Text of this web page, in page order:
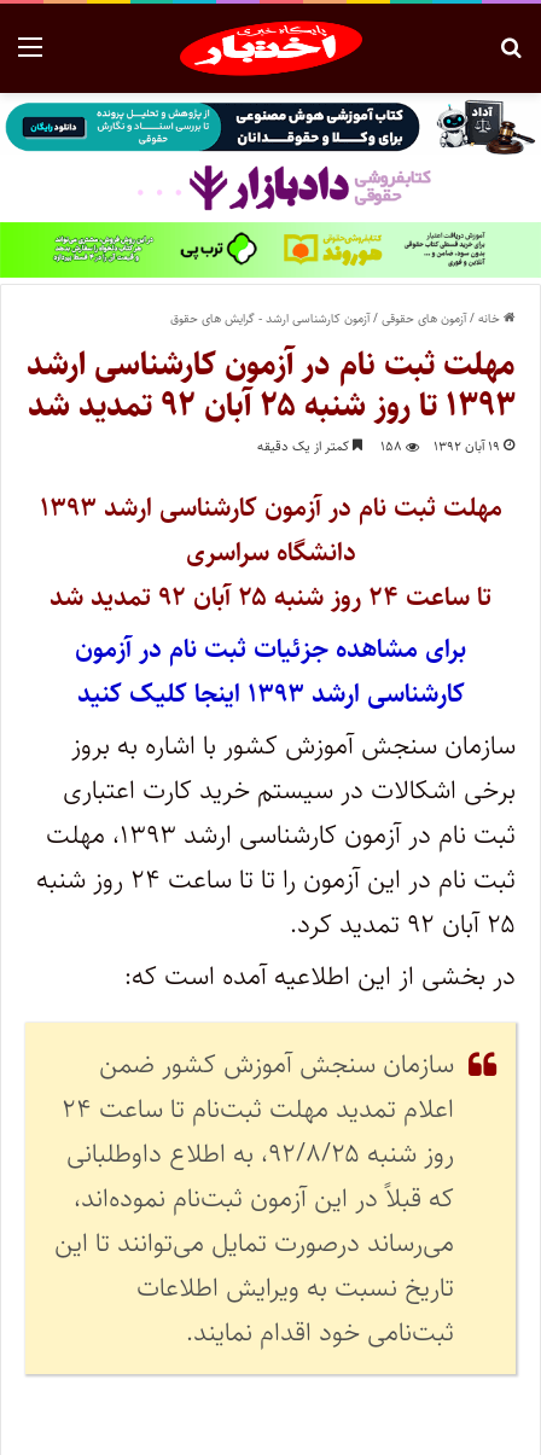
خانه/آزمون های حقوقی/آزمون کارشناسی ارشد - گرایش های حقوق
مهلت ثبت نام در آزمون کارشناسی ارشد
۱۳۹۳ تا روز شنبه ۲۵ آبان ۹۲ تمدید شد
۱۹ آبان ۱۳۹۲ ۱۵۸ کمتر از یک دقیقه
مهلت ثبت نام در آزمون کارشناسی ارشد ۱۳۹۳
دانشگاه سراسری
تا ساعت ۲۴ روز شنبه ۲۵ آبان ۹۲ تمدید شد
برای مشاهده جزئیات ثبت نام در آزمون
کارشناسی ارشد ۱۳۹۳ اینجا کلیک کنید
سازمان سنجش آموزش کشور با اشاره به بروز
برخی اشکالات در سیستم خرید کارت اعتباری
ثبت نام در آزمون کارشناسی ارشد ۱۳۹۳، مهلت
ثبت نام در این آزمون را تا تا ساعت ۲۴ روز شنبه
۲۵ آبان ۹۲ تمدید کرد.
در بخشی از این اطلاعیه آمده است که:
سازمان سنجش آموزش کشور ضمن
اعلام تمدید مهلت ثبت‌نام تا ساعت ۲۴
روز شنبه ۹۲/۸/۲۵، به اطلاع داوطلبانی
که قبلاً در این آزمون ثبت‌نام نموده‌اند،
می‌رساند درصورت تمایل می‌توانند تا این
تاریخ نسبت به ویرایش اطلاعات
ثبت‌نامی خود اقدام نمایند.